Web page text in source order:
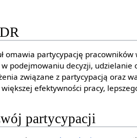
omawia partycypację
w podejmowaniu decyzji,
związane z partycypacją oraz
efektywności pracy,
partycypacji